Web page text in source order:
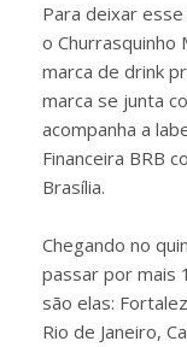
Para deixar
o Churrasquinho
marca de drink
marca se junta
acompanha a
Financeira BRB
Brasília.
Chegando no
passar por mais
são elas:
Rio de Janeiro,